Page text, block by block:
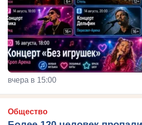
вчера в 15:00
Общество